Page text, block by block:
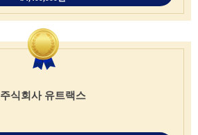
주식회사 유트랙스